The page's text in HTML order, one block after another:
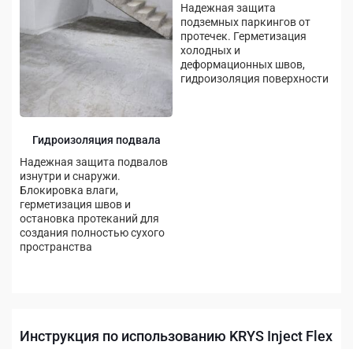
Гидроизоляция подвала
Надежная защита подвалов
изнутри и снаружи.
Блокировка влаги,
герметизация швов и
остановка протеканий для
создания полностью сухого
пространства
Надежная защита
подземных паркингов от
протечек. Герметизация
холодных и
деформационных швов,
гидроизоляция поверхности
Инструкция по использованию KRYS Inject Flex